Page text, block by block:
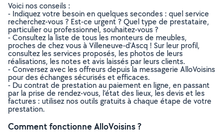
Voici nos conseils :
- Indiquez votre besoin en quelques secondes : quel service
recherchez-vous ? Est-ce urgent ? Quel type de prestataire,
particulier ou professionnel, souhaitez-vous ?
- Consultez la liste de tous les monteurs de meubles,
proches de chez vous à Villeneuve-d'Ascq ! Sur leur profil,
consultez les services proposés, les photos de leurs
réalisations, les notes et avis laissés par leurs clients.
- Conversez avec les offreurs depuis la messagerie AlloVoisins
pour des échanges sécurisés et efficaces.
- Du contrat de prestation au paiement en ligne, en passant
par la prise de rendez-vous, l’état des lieux, les devis et les
factures : utilisez nos outils gratuits à chaque étape de votre
prestation.
Comment fonctionne AlloVoisins ?